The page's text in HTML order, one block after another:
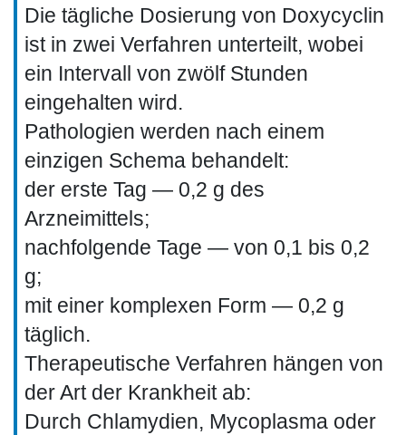
Die tägliche Dosierung von Doxycyclin
ist in zwei Verfahren unterteilt, wobei
ein Intervall von zwölf Stunden
eingehalten wird.
Pathologien werden nach einem
einzigen Schema behandelt:
der erste Tag — 0,2 g des
Arzneimittels;
nachfolgende Tage — von 0,1 bis 0,2
g;
mit einer komplexen Form — 0,2 g
täglich.
Therapeutische Verfahren hängen von
der Art der Krankheit ab:
Durch Chlamydien, Mycoplasma oder